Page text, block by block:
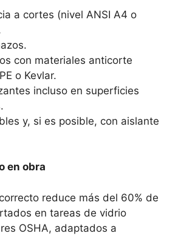
a cortes (nivel ANSI A4 o
con materiales anticorte
o Kevlar.
incluso en superficies
y, si es posible, con aislante
en obra
reduce más del 60% de
en tareas de vidrio
OSHA, adaptados a